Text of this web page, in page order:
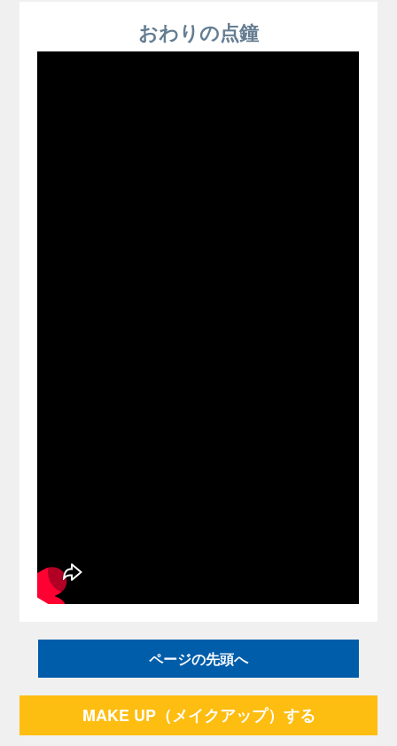
おわりの点鐘
ページの先頭へ
MAKE UP（メイクアップ）する